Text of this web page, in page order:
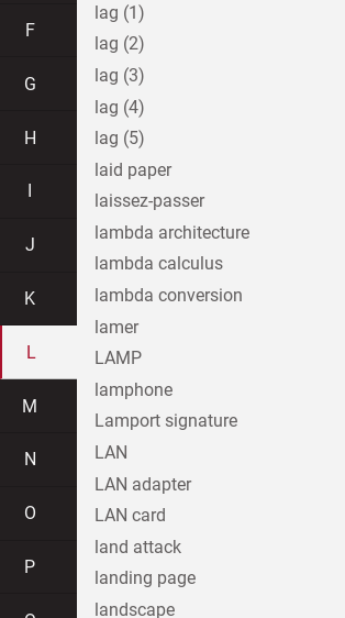
F
G
H
J
K
L
M
N
O
P
lag (1)
lag (2)
lag (3)
lag (4)
lag (5)
laid paper
laissez-passer
lambda architecture
lambda calculus
lambda conversion
lamer
LAMP
lamphone
Lamport signature
LAN
LAN adapter
LAN card
land attack
landing page
landscape